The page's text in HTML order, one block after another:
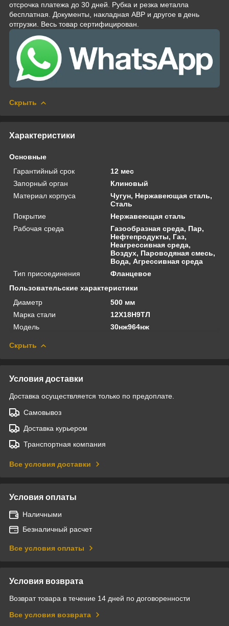
отсрочка платежа до 30 дней. Рубка и резка металла
бесплатная. Документы, накладная АВР и другое в день
отгрузки. Весь товар сертифицирован.
Скрыть
Характеристики
Основные
Гарантийный срок
12 мес
Запорный орган
Клиновый
Материал корпуса
Чугун, Нержавеющая сталь,
Сталь
Покрытие
Нержавеющая сталь
Рабочая среда
Газообразная среда, Пар,
Нефтепродукты, Газ,
Неагрессивная среда,
Воздух, Пароводяная смесь,
Вода, Агрессивная среда
Тип присоединения
Фланцевое
Пользовательские характеристики
Диаметр
500 мм
Марка стали
12Х18Н9ТЛ
Модель
30нж964нж
Скрыть
Условия доставки
Доставка осуществляется только по предоплате.
Самовывоз
Доставка курьером
Транспортная компания
Все условия доставки
Условия оплаты
Наличными
Безналичный расчет
Все условия оплаты
Условия возврата
Возврат товара в течение 14 дней по договоренности
Все условия возврата